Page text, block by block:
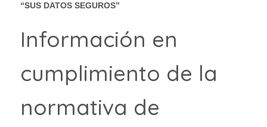
“SUS DATOS SEGUROS”
Información en
cumplimiento de la
normativa de